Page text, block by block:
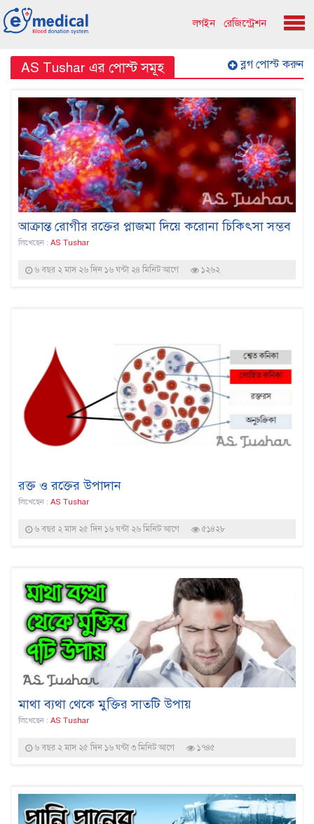
লগইন রেজিস্ট্রেশন
AS Tushar এর পোস্ট সমূহ ব্লগ পোস্ট করুন
আক্রান্ত রোগীর রক্তের প্লাজমা দিয়ে করোনা চিকিৎসা সম্ভব
লিখেছেন : AS Tushar
৬ বছর ২ মাস ২৬ দিন ১৬ ঘন্টা ২৪ মিনিট আগে ১২৬২
রক্ত ও রক্তের উপাদান
লিখেছেন : AS Tushar
৬ বছর ২ মাস ২৫ দিন ১৬ ঘন্টা ২৬ মিনিট আগে ৫১৪২৮
মাথা ব্যথা থেকে মুক্তির সাতটি উপায়
লিখেছেন : AS Tushar
৬ বছর ২ মাস ২৫ দিন ১৬ ঘন্টা ৩ মিনিট আগে ১৭৪৫